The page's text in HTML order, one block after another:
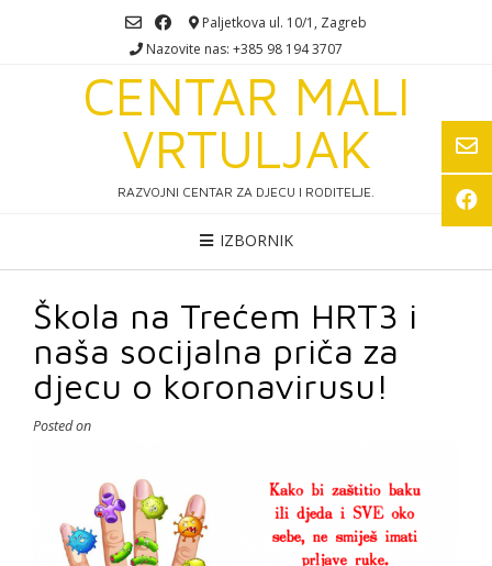
Paljetkova ul. 10/1, Zagreb
Nazovite nas: +385 98 194 3707
CENTAR MALI
VRTULJAK
RAZVOJNI CENTAR ZA DJECU I RODITELJE.
IZBORNIK
Škola na Trećem HRT3 i
naša socijalna priča za
djecu o koronavirusu!
Posted on